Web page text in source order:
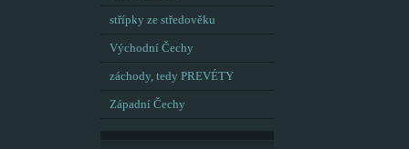
střípky ze středověku
Východní Čechy
záchody, tedy PREVÉTY
Západní Čechy